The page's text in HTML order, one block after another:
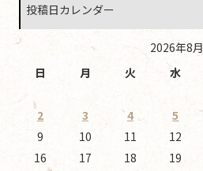
投稿日カレンダー
2026年8月
日
月 火 水
2
3 4 5
9
10 11 12
16
17 18 19